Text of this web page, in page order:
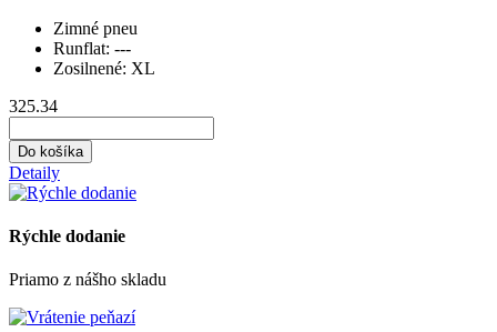
Zimné pneu
Runflat: ---
Zosilnené: XL
325.34
Do košíka
Detaily
Rýchle dodanie
Priamo z nášho skladu